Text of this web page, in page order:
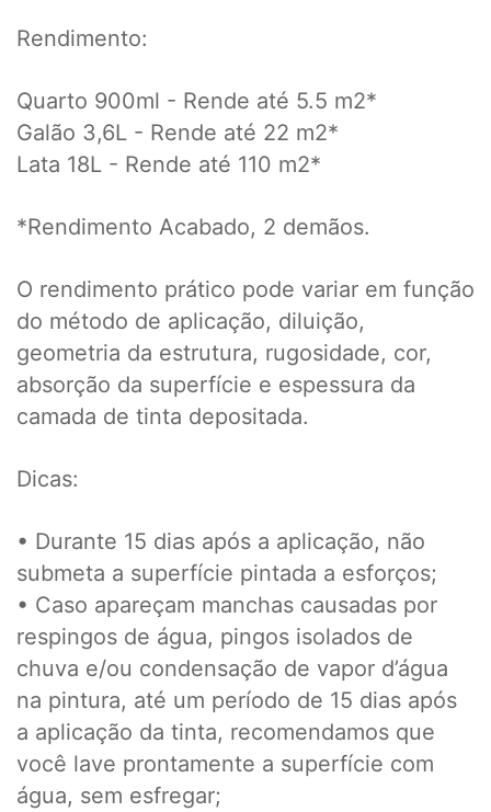
Rendimento:
Quarto 900ml - Rende até 5.5 m2*
Galão 3,6L - Rende até 22 m2*
Lata 18L - Rende até 110 m2*
*Rendimento Acabado, 2 demãos.
O rendimento prático pode variar em função
do método de aplicação, diluição,
geometria da estrutura, rugosidade, cor,
absorção da superfície e espessura da
camada de tinta depositada.
Dicas:
• Durante 15 dias após a aplicação, não
submeta a superfície pintada a esforços;
• Caso apareçam manchas causadas por
respingos de água, pingos isolados de
chuva e/ou condensação de vapor d’água
na pintura, até um período de 15 dias após
a aplicação da tinta, recomendamos que
você lave prontamente a superfície com
água, sem esfregar;